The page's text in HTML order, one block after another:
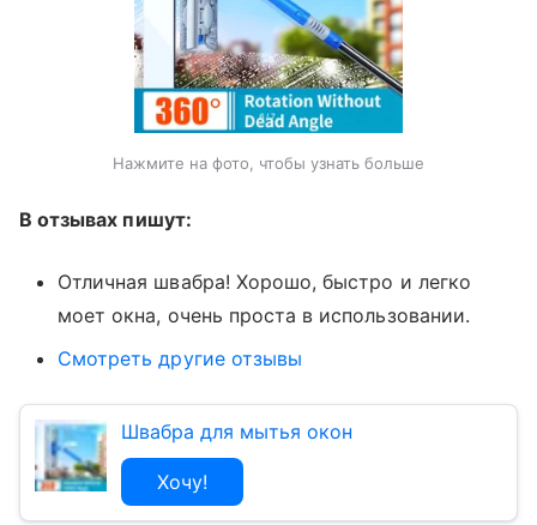
Нажмите на фото, чтобы узнать больше
В отзывах пишут:
Отличная швабра! Хорошо, быстро и легко
моет окна, очень проста в использовании.
Смотреть другие отзывы
Швабра для мытья окон
Хочу!